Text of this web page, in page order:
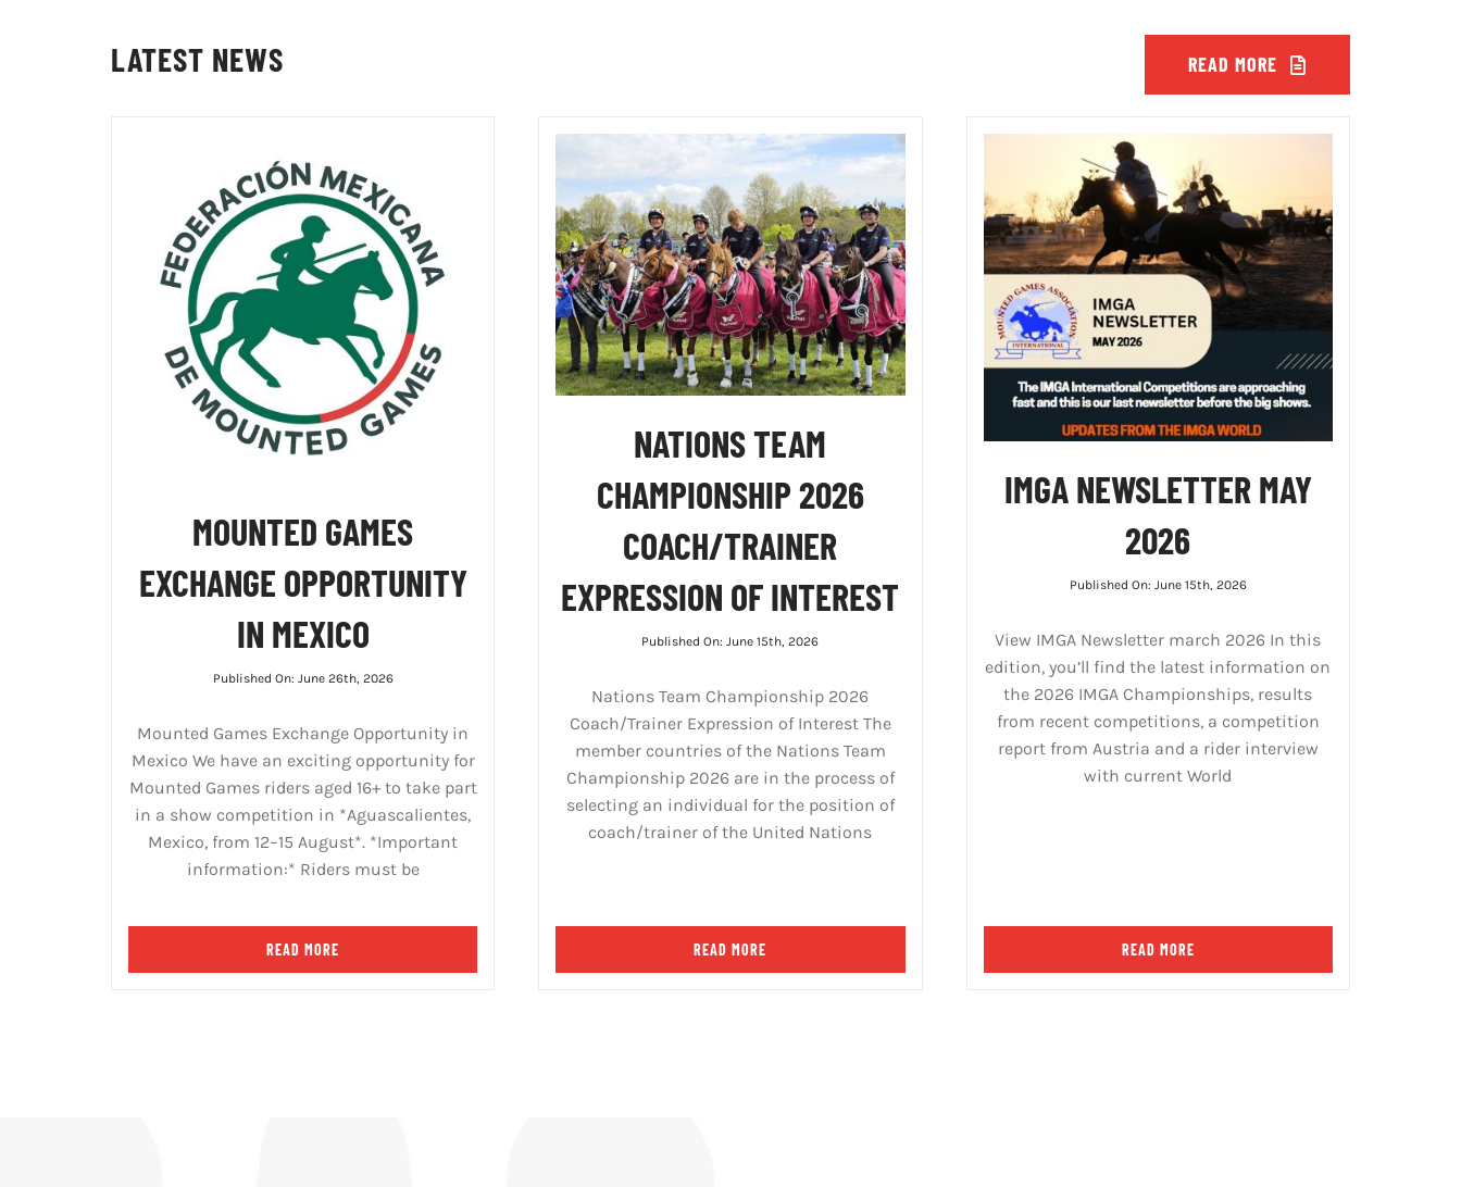
LATEST NEWS READ MORE
MOUNTED GAMES
EXCHANGE OPPORTUNITY
IN MEXICO
Published On: June 26th, 2026
Mounted Games Exchange Opportunity in
Mexico We have an exciting opportunity for
Mounted Games riders aged 16+ to take part
in a show competition in *Aguascalientes,
Mexico, from 12–15 August*. *Important
information:* Riders must be
READ MORE
NATIONS TEAM
CHAMPIONSHIP 2026
COACH/TRAINER
EXPRESSION OF INTEREST
Published On: June 15th, 2026
Nations Team Championship 2026
Coach/Trainer Expression of Interest The
member countries of the Nations Team
Championship 2026 are in the process of
selecting an individual for the position of
coach/trainer of the United Nations
READ MORE
IMGA NEWSLETTER MAY
2026
Published On: June 15th, 2026
View IMGA Newsletter march 2026 In this
edition, you’ll find the latest information on
the 2026 IMGA Championships, results
from recent competitions, a competition
report from Austria and a rider interview
with current World
READ MORE